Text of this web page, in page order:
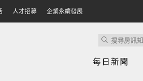
人才招募 企業永續發展
每日新聞